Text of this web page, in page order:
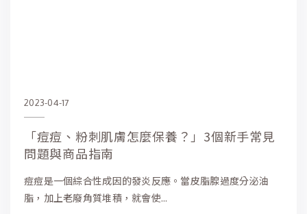
2023-04-17
「痘痘、粉刺肌膚怎麼保養？」3個新手常見
問題與商品指南
痘痘是一個綜合性成因的發炎反應。當皮脂腺過度分泌油
脂，加上老廢角質堆積，就會使...